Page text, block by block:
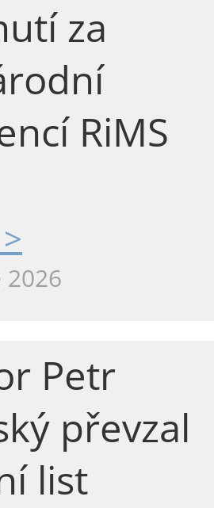
za
RiMS
2026
Petr
převzal
list